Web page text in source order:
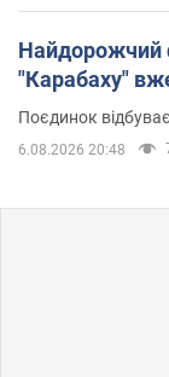
Найдорожчий
"Карабаху"
Поєдинок
6.08.2026 20:48